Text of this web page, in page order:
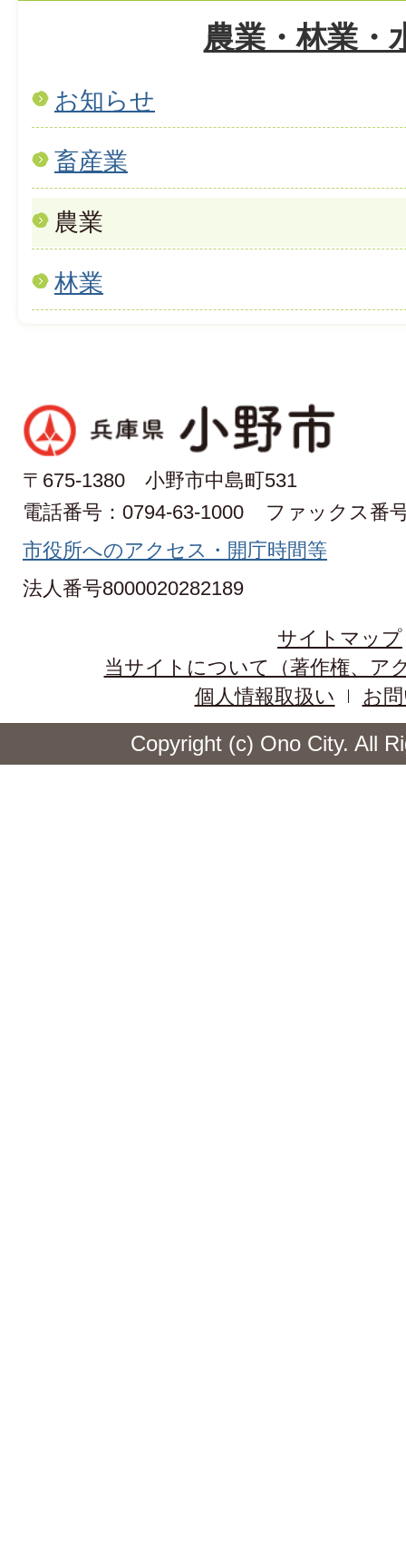
農業・林業・
お知らせ
畜産業
農業
林業
〒675-1380 小野市中島町531
電話番号：0794-63-1000
ファックス番
市役所へのアクセス・開庁時間等
法人番号8000020282189
サイトマップ
当サイトについて（著作権、ア
個人情報取扱い
お
Copyright (c) Ono City. All